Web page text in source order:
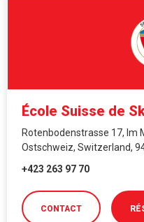
École Suisse de
Rotenbodenstrasse 17, Im
Ostschweiz, Switzerland,
+423 263 97 70
CONTACT